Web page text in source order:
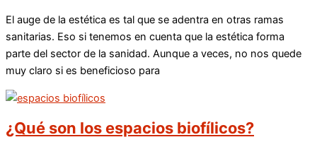
El auge de la estética es tal que se adentra en otras ramas
sanitarias. Eso si tenemos en cuenta que la estética forma
parte del sector de la sanidad. Aunque a veces, no nos quede
muy claro si es beneficioso para
¿Qué son los espacios biofílicos?